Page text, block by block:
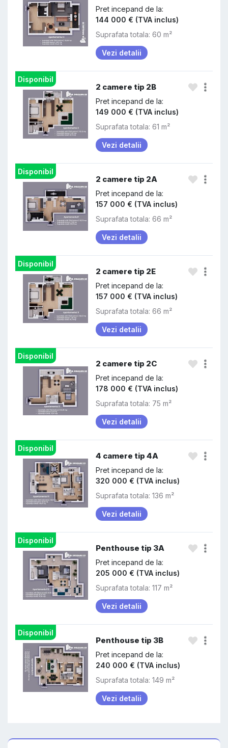
Pret incepand de la:
144 000 € (TVA inclus)
Suprafata totala: 60 m²
Vezi detalii
Disponibil
2 camere tip 2B
Pret incepand de la:
149 000 € (TVA inclus)
Suprafata totala: 61 m²
Vezi detalii
Disponibil
2 camere tip 2A
Pret incepand de la:
157 000 € (TVA inclus)
Suprafata totala: 66 m²
Vezi detalii
Disponibil
2 camere tip 2E
Pret incepand de la:
157 000 € (TVA inclus)
Suprafata totala: 66 m²
Vezi detalii
Disponibil
2 camere tip 2C
Pret incepand de la:
178 000 € (TVA inclus)
Suprafata totala: 75 m²
Vezi detalii
Disponibil
4 camere tip 4A
Pret incepand de la:
320 000 € (TVA inclus)
Suprafata totala: 136 m²
Vezi detalii
Disponibil
Penthouse tip 3A
Pret incepand de la:
205 000 € (TVA inclus)
Suprafata totala: 117 m²
Vezi detalii
Disponibil
Penthouse tip 3B
Pret incepand de la:
240 000 € (TVA inclus)
Suprafata totala: 149 m²
Vezi detalii